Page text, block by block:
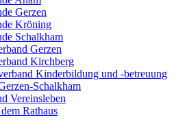
Gerzen
Kröning
Schalkham
Gerzen
Kirchberg
Kinderbildung und -betreuung
Schalkham
Vereinsleben
Rathaus